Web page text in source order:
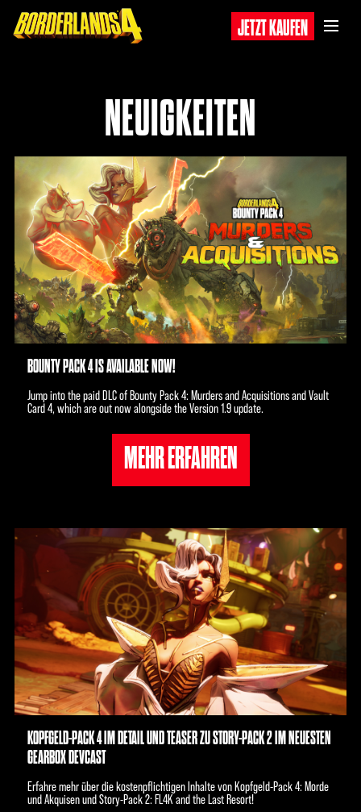
JETZT KAUFEN
NEUIGKEITEN
BOUNTY PACK 4 IS AVAILABLE NOW!
Jump into the paid DLC of Bounty Pack 4: Murders and Acquisitions and Vault
Card 4, which are out now alongside the Version 1.9 update.
MEHR ERFAHREN
KOPFGELD-PACK 4 IM DETAIL UND TEASER ZU STORY-PACK 2 IM NEUESTEN
GEARBOX DEVCAST
Erfahre mehr über die kostenpflichtigen Inhalte von Kopfgeld-Pack 4: Morde
und Akquisen und Story-Pack 2: FL4K and the Last Resort!